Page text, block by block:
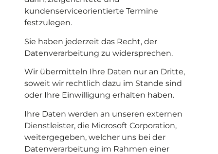
kundenserviceorientierte Termine
festzulegen.
Sie haben jederzeit das Recht, der
Datenverarbeitung zu widersprechen.
Wir übermitteln Ihre Daten nur an Dritte,
soweit wir rechtlich dazu im Stande sind
oder Ihre Einwilligung erhalten haben.
Ihre Daten werden an unseren externen
Dienstleister, die Microsoft Corporation,
weitergegeben, welcher uns bei der
Datenverarbeitung im Rahmen einer